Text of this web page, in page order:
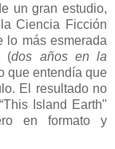
un gran estudio,
Ciencia Ficción
lo más esmerada
(dos años en la
que entendía que
El resultado no
Island Earth"
en formato y